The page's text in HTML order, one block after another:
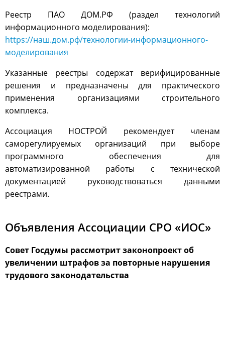
Реестр ПАО ДОМ.РФ (раздел технологий
информационного моделирования):
https://наш.дом.рф/технологии-информационного-
моделирования
Указанные реестры содержат верифицированные
решения и предназначены для практического
применения организациями строительного
комплекса.
Ассоциация НОСТРОЙ рекомендует членам
саморегулируемых организаций при выборе
программного обеспечения для
автоматизированной работы с технической
документацией руководствоваться данными
реестрами.
Объявления Ассоциации СРО «ИОС»
Совет Госдумы рассмотрит законопроект об
увеличении штрафов за повторные нарушения
трудового законодательства